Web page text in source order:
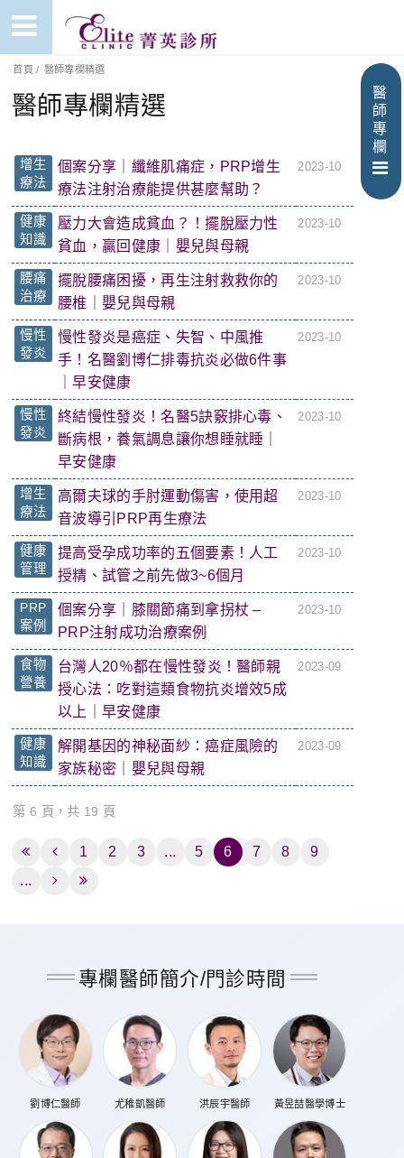
醫
師
專
欄
首頁 / 醫師專欄精選
醫師專欄精選
增生
療法
個案分享｜纖維肌痛症，PRP增生
療法注射治療能提供甚麼幫助？
2023-10
健康
知識
壓力大會造成貧血？！擺脫壓力性
貧血，贏回健康｜嬰兒與母親
2023-10
腰痛
治療
擺脫腰痛困擾，再生注射救救你的
腰椎｜嬰兒與母親
2023-10
慢性
發炎
慢性發炎是癌症、失智、中風推
手！名醫劉博仁排毒抗炎必做6件事
｜早安健康
2023-10
慢性
發炎
終結慢性發炎！名醫5訣竅排心毒、
斷病根，養氣調息讓你想睡就睡｜
早安健康
2023-10
增生
療法
高爾夫球的手肘運動傷害，使用超
音波導引PRP再生療法
2023-10
健康
管理
提高受孕成功率的五個要素！人工
授精、試管之前先做3~6個月
2023-10
PRP
案例
個案分享｜膝關節痛到拿拐杖 –
PRP注射成功治療案例
2023-10
食物
營養
台灣人20％都在慢性發炎！醫師親
授心法：吃對這類食物抗炎增效5成
以上｜早安健康
2023-09
健康
知識
解開基因的神秘面紗：癌症風險的
家族秘密｜嬰兒與母親
2023-09
第 6 頁，共 19 頁
1 2 3 ... 5 6 7 8
9
...
專欄醫師簡介/門診時間
劉博仁醫師 尤稚凱醫師 洪辰宇醫師 黃昱喆醫學博士